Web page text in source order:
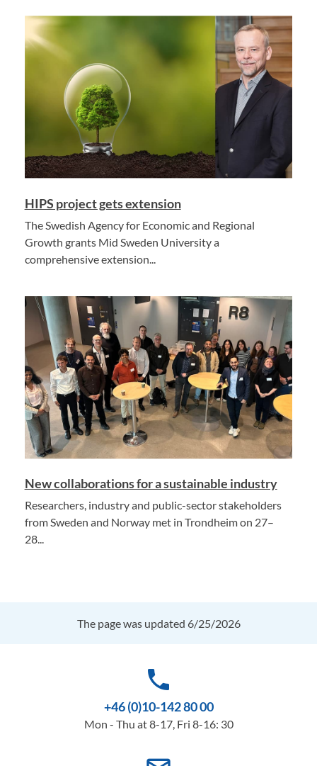
HIPS project gets extension
The Swedish Agency for Economic and Regional
Growth grants Mid Sweden University a
comprehensive extension...
New collaborations for a sustainable industry
Researchers, industry and public-sector stakeholders
from Sweden and Norway met in Trondheim on 27–
28...
The page was updated 6/25/2026
phone
+46 (0)10-142 80 00
Mon - Thu at 8-17, Fri 8-16: 30